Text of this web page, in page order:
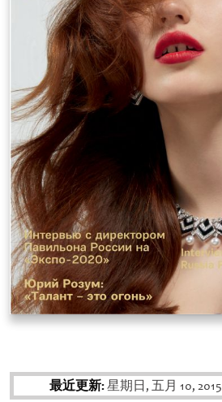
最近更新:星期日, 五月 10, 2015